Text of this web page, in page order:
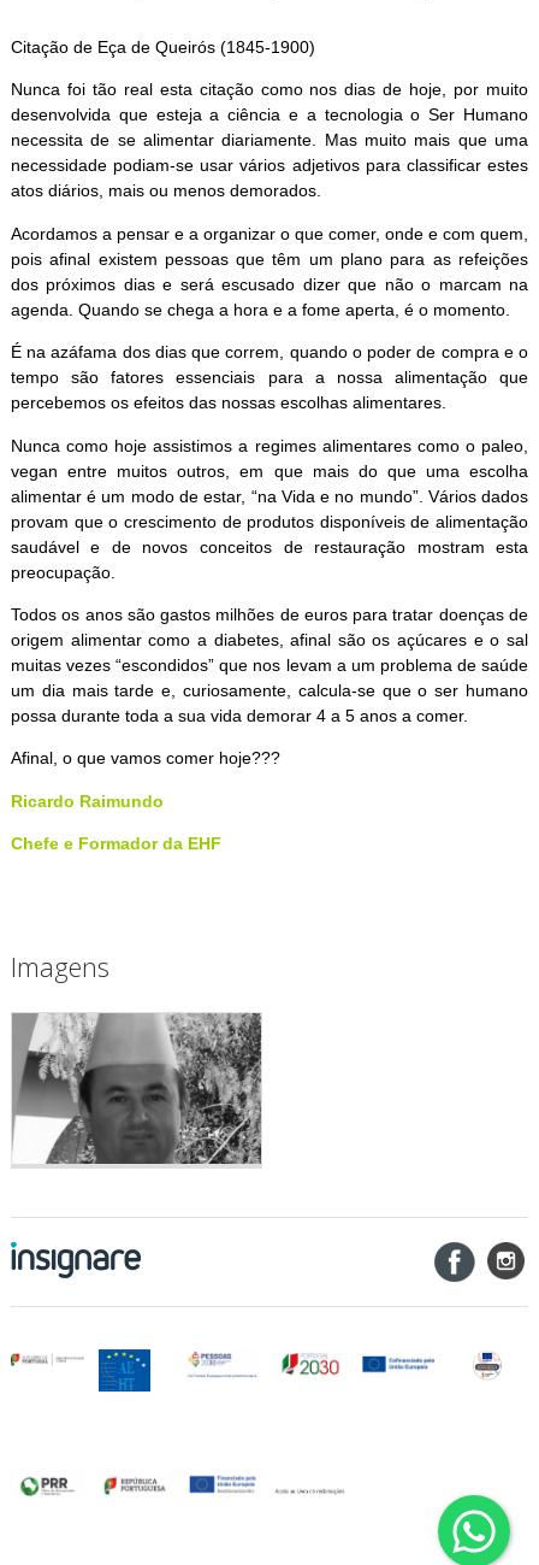
Citação de Eça de Queirós (1845-1900)
Nunca foi tão real esta citação como nos dias de hoje, por muito
desenvolvida que esteja a ciência e a tecnologia o Ser Humano
necessita de se alimentar diariamente. Mas muito mais que uma
necessidade podiam-se usar vários adjetivos para classificar estes
atos diários, mais ou menos demorados.
Acordamos a pensar e a organizar o que comer, onde e com quem,
pois afinal existem pessoas que têm um plano para as refeições
dos próximos dias e será escusado dizer que não o marcam na
agenda. Quando se chega a hora e a fome aperta, é o momento.
É na azáfama dos dias que correm, quando o poder de compra e o
tempo são fatores essenciais para a nossa alimentação que
percebemos os efeitos das nossas escolhas alimentares.
Nunca como hoje assistimos a regimes alimentares como o paleo,
vegan entre muitos outros, em que mais do que uma escolha
alimentar é um modo de estar, “na Vida e no mundo”. Vários dados
provam que o crescimento de produtos disponíveis de alimentação
saudável e de novos conceitos de restauração mostram esta
preocupação.
Todos os anos são gastos milhões de euros para tratar doenças de
origem alimentar como a diabetes, afinal são os açúcares e o sal
muitas vezes “escondidos” que nos levam a um problema de saúde
um dia mais tarde e, curiosamente, calcula-se que o ser humano
possa durante toda a sua vida demorar 4 a 5 anos a comer.
Afinal, o que vamos comer hoje???
Ricardo Raimundo
Chefe e Formador da EHF
Imagens